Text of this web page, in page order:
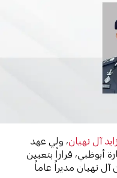
آل نهيان، ولي عهد
أبوظبي، قراراً بتعيين
نهيان مديراً عاماً